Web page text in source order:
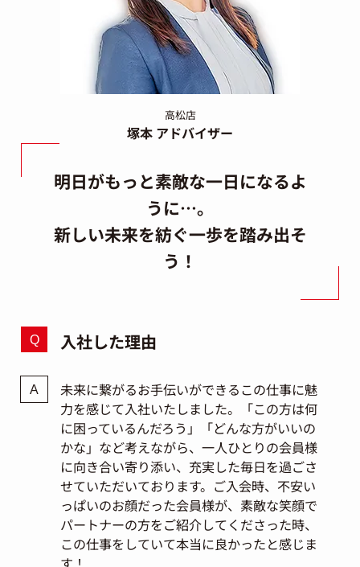
高松店
塚本 アドバイザー
明日がもっと素敵な一日になるよ
うに…。
新しい未来を紡ぐ一歩を踏み出そ
う！
入社した理由
未来に繋がるお手伝いができるこの仕事に魅
力を感じて入社いたしました。「この方は何
に困っているんだろう」「どんな方がいいの
かな」など考えながら、一人ひとりの会員様
に向き合い寄り添い、充実した毎日を過ごさ
せていただいております。ご入会時、不安い
っぱいのお顔だった会員様が、素敵な笑顔で
パートナーの方をご紹介してくださった時、
この仕事をしていて本当に良かったと感じま